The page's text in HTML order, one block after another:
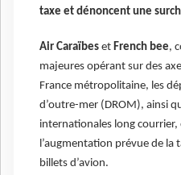
taxe et dénoncent une
Air Caraïbes et French bee,
majeures opérant sur des
France métropolitaine, les
d’outre-mer (DROM), ainsi
internationales long
l’augmentation prévue de la
billets d’avion.